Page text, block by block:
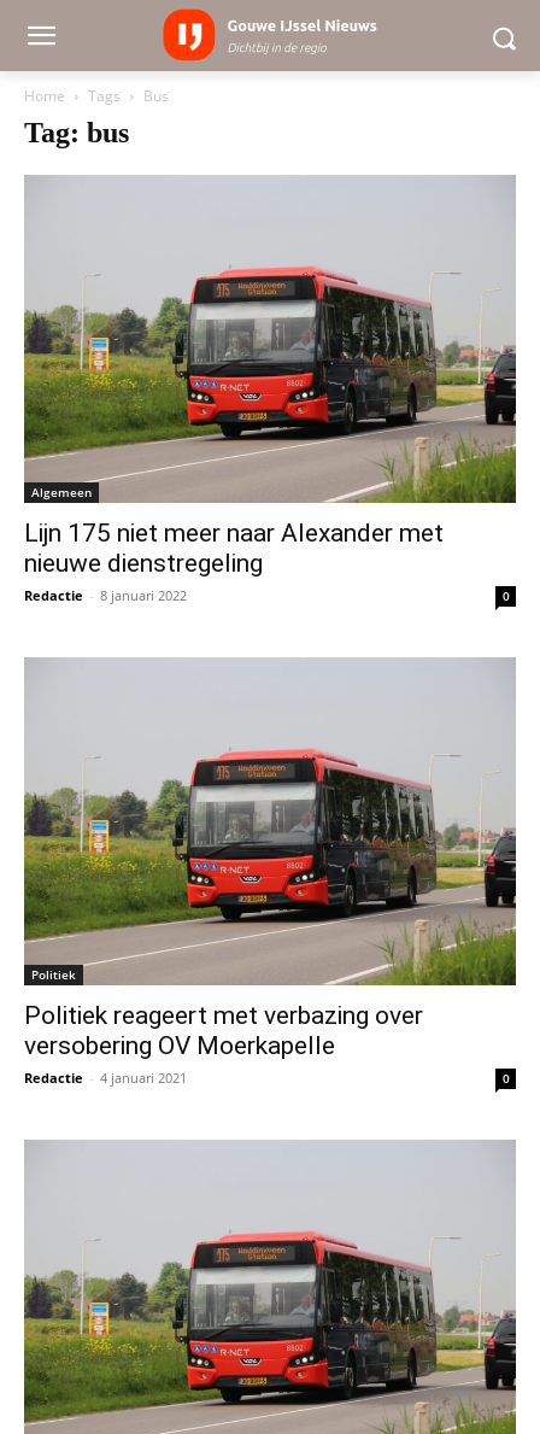
Home Tags Bus
Tag: bus
Algemeen
Lijn 175 niet meer naar Alexander met
nieuwe dienstregeling
Redactie - 8 januari 2022 0
Politiek
Politiek reageert met verbazing over
versobering OV Moerkapelle
Redactie - 4 januari 2021 0